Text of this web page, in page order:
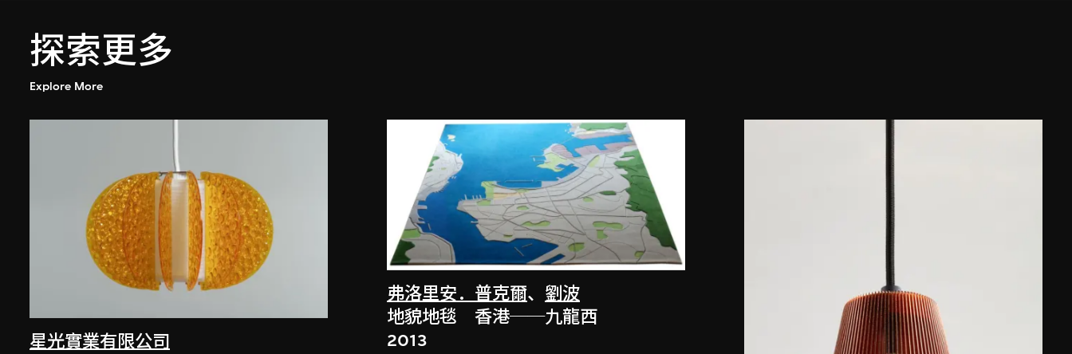
探索更多
Explore More
星光實業有限公司
弗洛里安．普克爾、 劉波
地貌地毯 香港──九龍西
2013